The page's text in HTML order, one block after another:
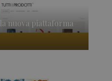
nuova piattaforma